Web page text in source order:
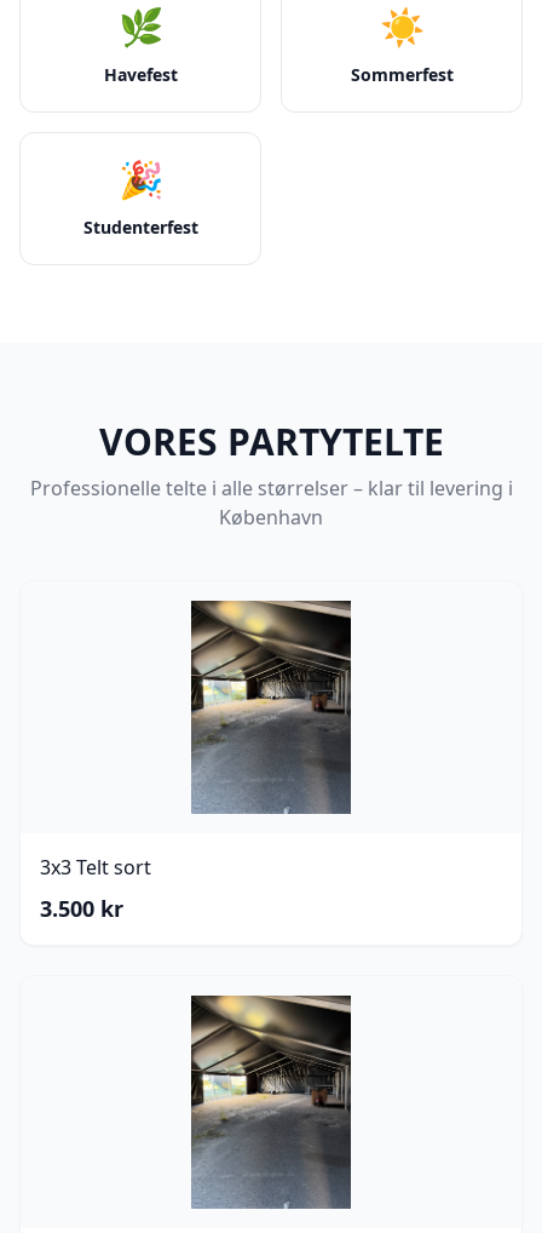
🌿
Havefest
☀️
Sommerfest
🎉
Studenterfest
VORES PARTYTELTE
Professionelle telte i alle størrelser – klar til levering i
København
3x3 Telt sort
3.500 kr